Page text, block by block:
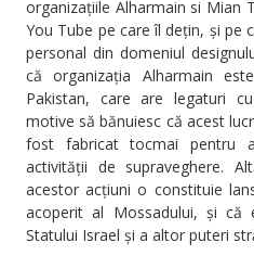
organizațiile Alharmain si Mian
You Tube pe care îl dețin, și pe
personal din domeniul
că organizația Alharmain
Pakistan, care are legaturi
motive să bănuiesc că acest
fost fabricat tocmai pentru
activității de supraveghere.
acestor acțiuni o constituie
acoperit al Mossadului, și că
Statului Israel și a altor puteri